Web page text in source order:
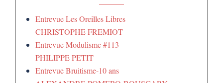
Entrevue Les Oreilles Libres
CHRISTOPHE FREMIOT
Entrevue Modulisme #113
PHILIPPE PETIT
Entrevue Bruitisme-10 ans